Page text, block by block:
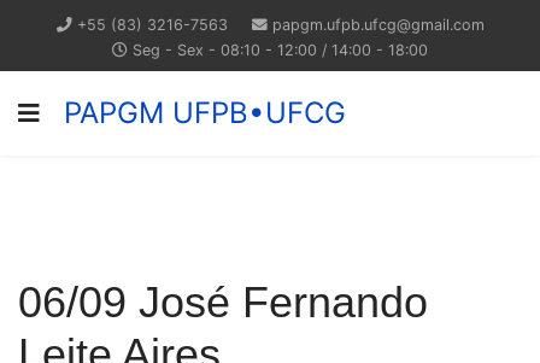
+55 (83) 3216-7563
papgm.ufpb.ufcg@gmail.com
Seg - Sex - 08:10 - 12:00 / 14:00 - 18:00
PAPGM UFPB•UFCG
06/09 José Fernando